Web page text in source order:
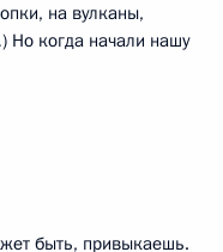
на вулканы,
) Но когда начали нашу
быть, привыкаешь.